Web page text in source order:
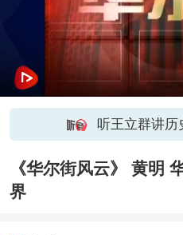
听王立群讲历
《华尔街风云》 黄明
界